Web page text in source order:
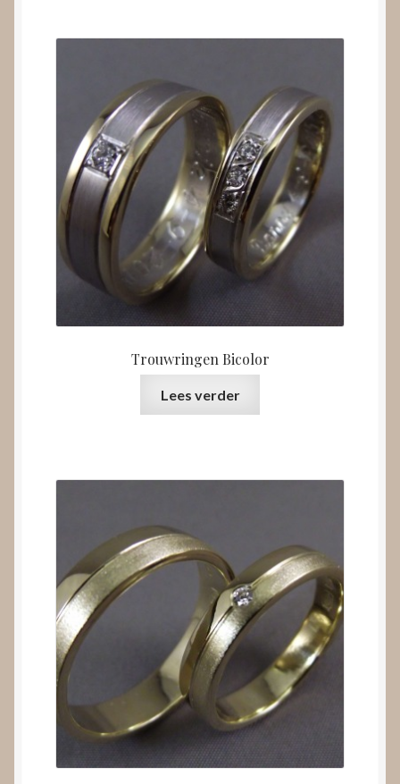
Trouwringen Bicolor
Lees verder